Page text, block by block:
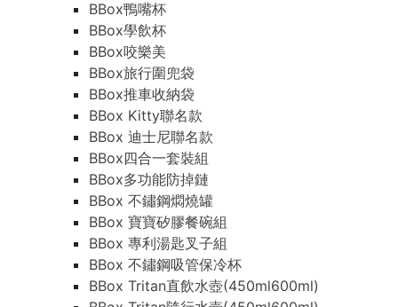
BBox鴨嘴杯
BBox學飲杯
BBox咬樂美
BBox旅行圍兜袋
BBox推車收納袋
BBox Kitty聯名款
BBox 迪士尼聯名款
BBox四合一套裝組
BBox多功能防掉鏈
BBox 不鏽鋼燜燒罐
BBox 寶寶矽膠餐碗組
BBox 專利湯匙叉子組
BBox 不鏽鋼吸管保冷杯
BBox Tritan直飲水壺(450ml600ml)